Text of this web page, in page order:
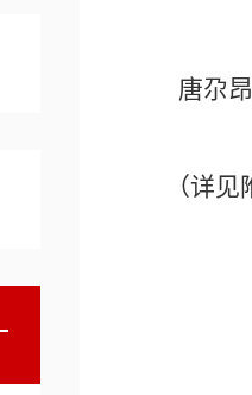
唐尕
（详